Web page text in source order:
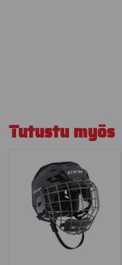
Tutustu myös